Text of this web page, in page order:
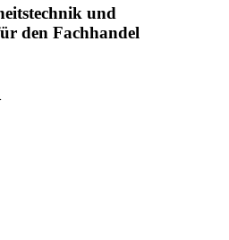
und
den Fachhandel